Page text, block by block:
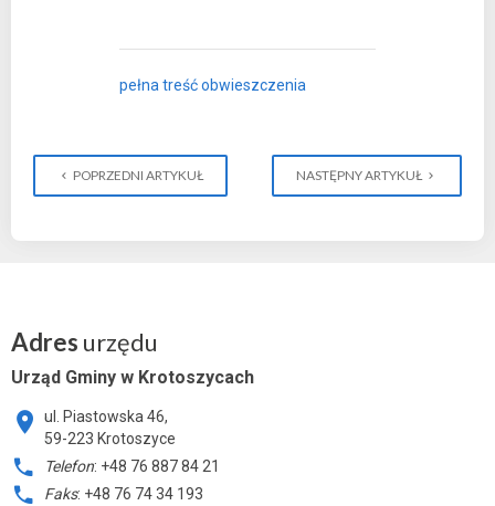
pełna treść obwieszczenia
POPRZEDNI ARTYKUŁ NASTĘPNY ARTYKUŁ
Adres urzędu
Urząd Gminy w Krotoszycach
ul. Piastowska 46,
59-223 Krotoszyce
Telefon: +48 76 887 84 21
Faks: +48 76 74 34 193